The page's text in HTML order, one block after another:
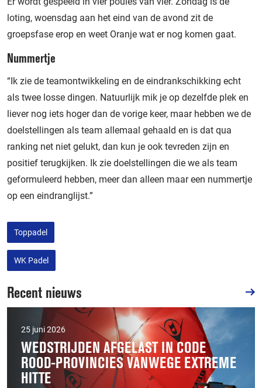
loting, woensdag aan het eind van de avond zit de
groepsfase erop en weet Oranje wat er nog komen gaat.
Nummertje
“Ik zie de teamontwikkeling en de eindrankschikking echt
als twee losse dingen. Natuurlijk mik je op dezelfde plek en
liever nog iets hoger dan de vorige keer, maar hebben we de
doelstellingen als team allemaal gehaald en is dat qua
ranking net niet gelukt, dan kun je ook tevreden zijn en
positief terugkijken. Ik zie doelstellingen die we als team
geformuleerd hebben, meer dan alleen maar een nummertje
op een eindranglijst.”
Toppadel
WK Padel
Recent nieuws
25 juni 2026
WEDSTRIJDEN AFGELAST IN CODE
ROOD-PROVINCIES VANWEGE EXTREME
HITTE